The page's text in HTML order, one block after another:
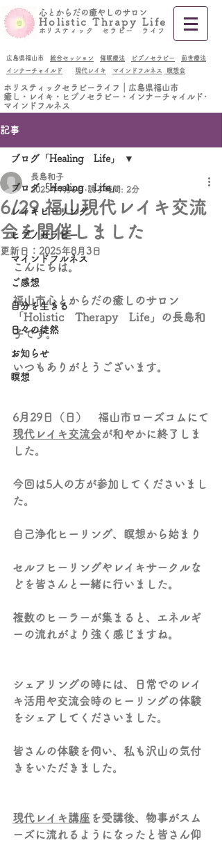
​心とからだの癒やしのサロン
Holistic Thrapy Life
​ ホリスティック セラピー ライフ
広島県福山市 統合セッション 催眠療法 ピプノセラピー
前世療法
インナーチャイルド
現代レイキ マインドフルネス 瞑想会
ホリスティックセラピーライフ｜広島県福山市
癒し・レイキ・ヒプノセラピー・インナーチャイルド･
マインドフルネス
記事
ブログ「Healing Life」
レイキヒーリング
ヒプノセラピー
マインドフルネス
ご感想
自分を生きる
日々の徒然
お知らせ
瞑想
ブログ「Healing Life」
6/29 福山現代レイキ交流
会を開催しました
長島和子
2025年7月6日 読了時間: 2分
更新日： 2025年8月3日
こんにちは。
福山市心とからだの癒しのサロン
「Holistic　Therapy　Life」の長島和
子です。
いつもありがとうございます。
6月29日（日）　福山市ローズコムにて
現代レイキ交流会が和やかに終了しま
した。
今回は5人の方が参加してくださいまし
た。
自己浄化ヒーリング、瞑想から始まり
セルフヒーリングやレイキサークルな
どを皆さんと一緒に行いました。
複数のヒーラーが集まると、エネルギ
ーの流れがより強く感じますね。
シェアリングの時には、日常でのレイ
キ活用や交流会時のヒーリングの体験
をシェアしてくださいました。
皆さんの体験を伺い、私も沢山の気付
きをいただきました。
現代レイキ講座 を受講後、物事がスム
ーズに流れるようになったと皆さん仰